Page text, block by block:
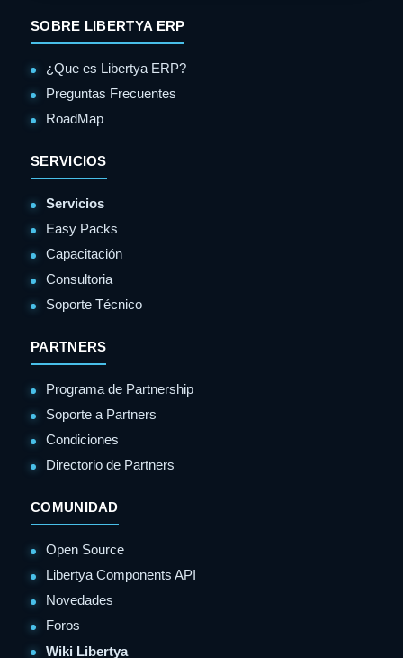
SOBRE LIBERTYA ERP
¿Que es Libertya ERP?
Preguntas Frecuentes
RoadMap
SERVICIOS
Servicios
Easy Packs
Capacitación
Consultoria
Soporte Técnico
PARTNERS
Programa de Partnership
Soporte a Partners
Condiciones
Directorio de Partners
COMUNIDAD
Open Source
Libertya Components API
Novedades
Foros
Wiki Libertya